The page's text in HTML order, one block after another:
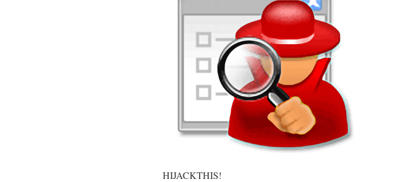
HIJACKTHIS!